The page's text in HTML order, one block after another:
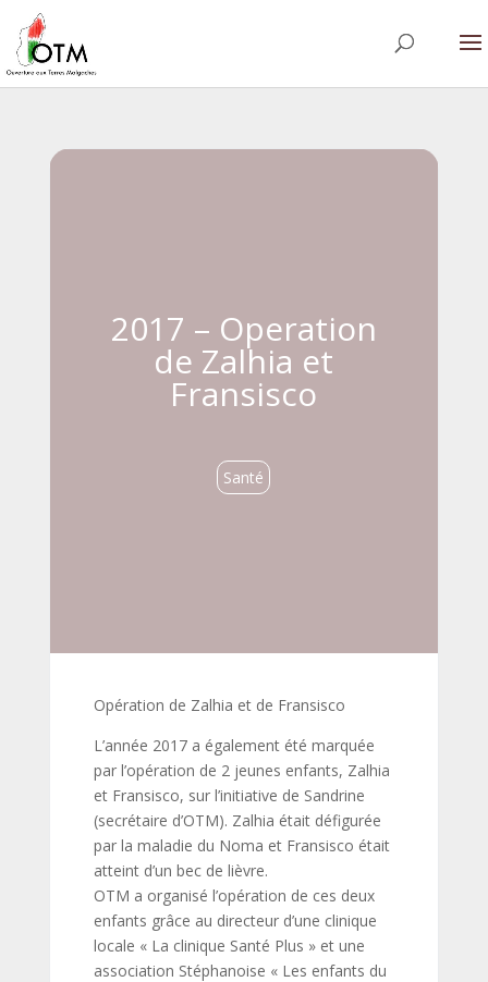
2017 – Operation
de Zalhia et
Fransisco
Santé
Opération de Zalhia et de Fransisco
L’année 2017 a également été marquée
par l’opération de 2 jeunes enfants, Zalhia
et Fransisco, sur l’initiative de Sandrine
(secrétaire d’OTM). Zalhia était défigurée
par la maladie du Noma et Fransisco était
atteint d’un bec de lièvre.
OTM a organisé l’opération de ces deux
enfants grâce au directeur d’une clinique
locale « La clinique Santé Plus » et une
association Stéphanoise « Les enfants du